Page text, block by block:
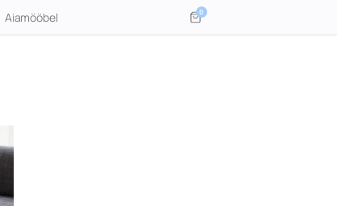
Aiamööbel 0